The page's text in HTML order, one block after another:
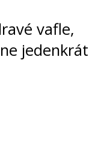
vafle,
jedenkrát